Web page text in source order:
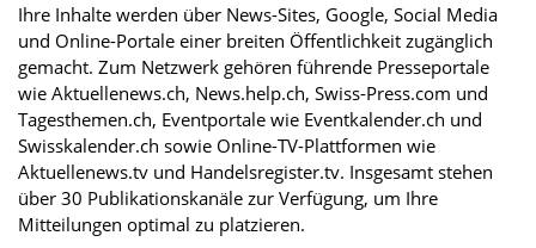
Ihre Inhalte werden über News-Sites, Google, Social Media
und Online-Portale einer breiten Öffentlichkeit zugänglich
gemacht. Zum Netzwerk gehören führende Presseportale
wie Aktuellenews.ch, News.help.ch, Swiss-Press.com und
Tagesthemen.ch, Eventportale wie Eventkalender.ch und
Swisskalender.ch sowie Online-TV-Plattformen wie
Aktuellenews.tv und Handelsregister.tv. Insgesamt stehen
über 30 Publikationskanäle zur Verfügung, um Ihre
Mitteilungen optimal zu platzieren.